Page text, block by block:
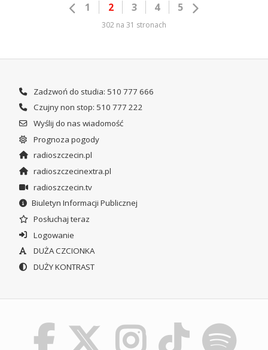
1 2 3 4 5
302 na 31 stronach
Zadzwoń do studia: 510 777 666
Czujny non stop: 510 777 222
Wyślij do nas wiadomość
Prognoza pogody
radioszczecin.pl
radioszczecinextra.pl
radioszczecin.tv
Biuletyn Informacji Publicznej
Posłuchaj teraz
Logowanie
DUŻA CZCIONKA
DUŻY KONTRAST